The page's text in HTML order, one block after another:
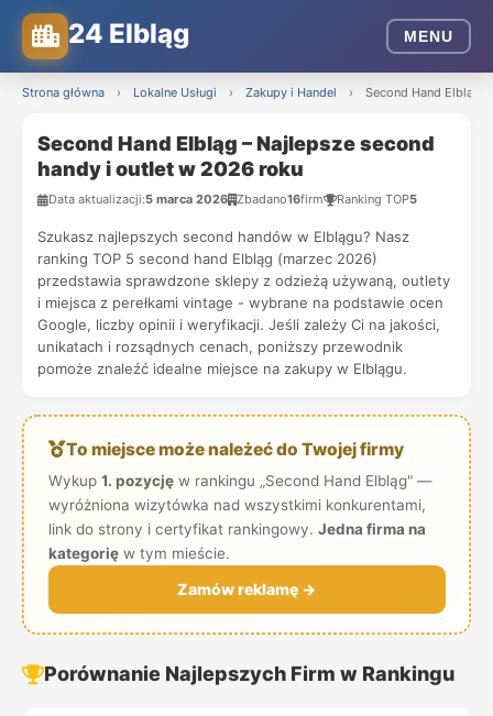
24 Elbląg MENU
Strona główna › Lokalne Usługi › Zakupy i Handel › Second Hand Elbląg
Second Hand Elbląg – Najlepsze second
handy i outlet w 2026 roku
Data aktualizacji:5 marca 2026 Zbadano16firm Ranking TOP5
Szukasz najlepszych second handów w Elblągu? Nasz
ranking TOP 5 second hand Elbląg (marzec 2026)
przedstawia sprawdzone sklepy z odzieżą używaną, outlety
i miejsca z perełkami vintage - wybrane na podstawie ocen
Google, liczby opinii i weryfikacji. Jeśli zależy Ci na jakości,
unikatach i rozsądnych cenach, poniższy przewodnik
pomoże znaleźć idealne miejsce na zakupy w Elblągu.
To miejsce może należeć do Twojej firmy
Wykup 1. pozycjęw rankingu „Second Hand Elbląg" —
wyróżniona wizytówka nad wszystkimi konkurentami,
link do strony i certyfikat rankingowy. Jedna firma na
kategorięw tym mieście.
Zamów reklamę →
Porównanie Najlepszych Firm w Rankingu